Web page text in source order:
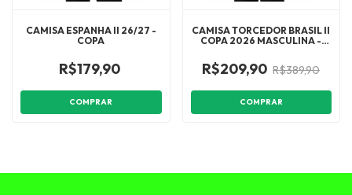
CAMISA ESPANHA II 26/27 -
COPA
R$179,90
COMPRAR
CAMISA TORCEDOR BRASIL II
COPA 2026 MASCULINA -
R$209,90 R$389,90
COMPRAR